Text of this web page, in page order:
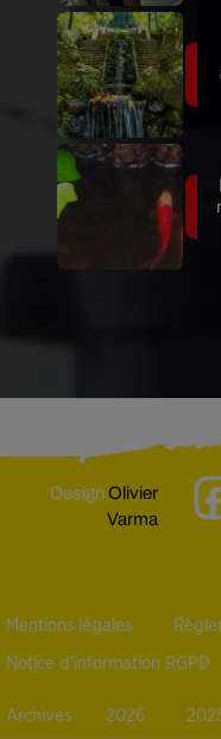
DesignOlivier
Varma
Mentions légales
Notice d’information RGPD
Archives 2026